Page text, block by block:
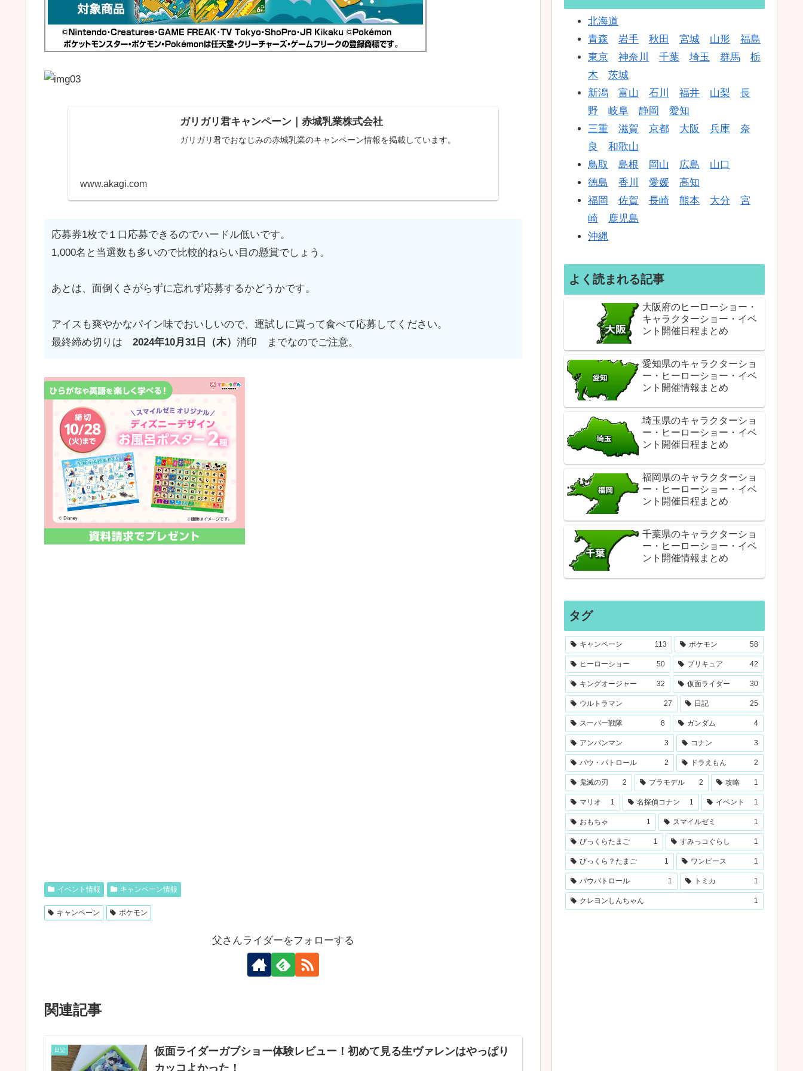
ガリガリ君キャンペーン｜赤城乳業株式会社
ガリガリ君でおなじみの赤城乳業のキャンペーン情報を掲載しています。
www.akagi.com
応募券1枚で１口応募できるのでハードル低いです。
1,000名と当選数も多いので比較的ねらい目の懸賞でしょう。
あとは、面倒くさがらずに忘れず応募するかどうかです。
アイスも爽やかなパイン味でおいしいので、運試しに買って食べて応募してください。
最終締め切りは 2024年10月31日（木） 消印 までなのでご注意。
イベント情報 キャンペーン情報
キャンペーン ポケモン
父さんライダーをフォローする
関連記事
日記
仮面ライダーガブショー体験レビュー！初めて見る生ヴァレンはやっぱり
カッコよかった！
北海道
青森
岩手 秋田 宮城 山形
福島
東京
神奈川 千葉 埼玉 群馬
栃
木
茨城
新潟
富山 石川 福井 山梨
長
野
岐阜 静岡
愛知
三重
滋賀 京都 大阪 兵庫
奈
良
和歌山
鳥取
島根 岡山 広島
山口
徳島
香川 愛媛
高知
福岡
佐賀 長崎 熊本 大分
宮
崎
鹿児島
沖縄
よく読まれる記事
大阪府のヒーローショー・
キャラクターショー・イベ
ント開催日程まとめ
愛知県のキャラクターショ
ー・ヒーローショー・イベ
ント開催情報まとめ
埼玉県のキャラクターショ
ー・ヒーローショー・イベ
ント開催日程まとめ
福岡県のキャラクターショ
ー・ヒーローショー・イベ
ント開催日程まとめ
千葉県のキャラクターショ
ー・ヒーローショー・イベ
ント開催情報まとめ
タグ
キャンペーン 113 ポケモン 58
ヒーローショー 50 プリキュア 42
キングオージャー 32 仮面ライダー 30
ウルトラマン 27 日記 25
スーパー戦隊 8 ガンダム 4
アンパンマン 3 コナン 3
パウ・パトロール 2 ドラえもん 2
鬼滅の刃 2 プラモデル 2 攻略 1
マリオ 1 名探偵コナン 1 イベント 1
おもちゃ 1 スマイルゼミ 1
びっくらたまご 1 すみっコぐらし 1
びっくら？たまご 1 ワンピース 1
パウパトロール 1 トミカ 1
クレヨンしんちゃん 1